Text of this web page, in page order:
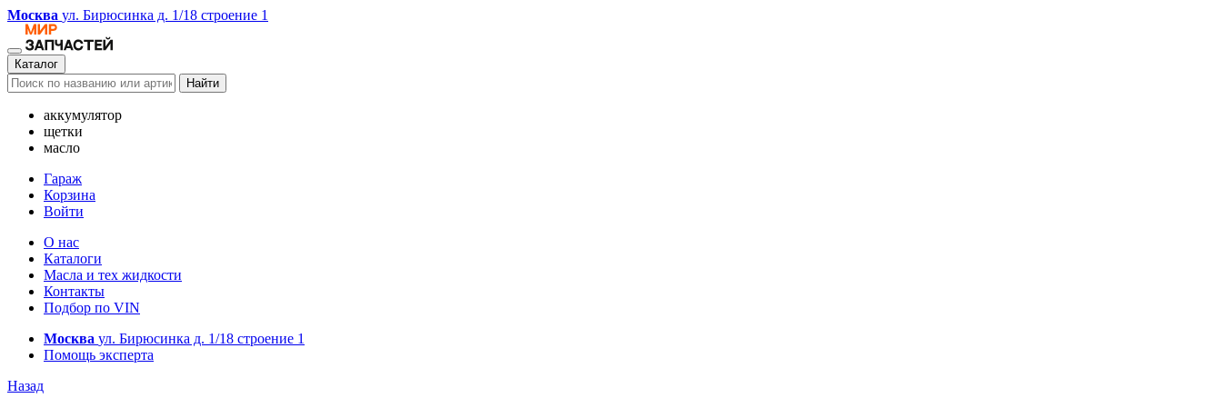
Москва ул. Бирюсинка д. 1/18 строение 1
Каталог
Найти
аккумулятор
щетки
масло
Гараж
Корзина
Войти
О нас
Каталоги
Масла и тех жидкости
Контакты
Подбор по VIN
Москва ул. Бирюсинка д. 1/18 строение 1
Помощь эксперта
Назад